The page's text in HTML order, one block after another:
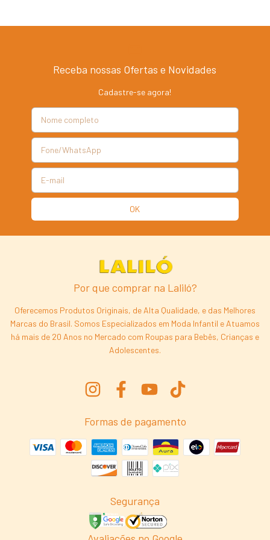
Receba nossas Ofertas e Novidades
Cadastre-se agora!
Por que comprar na Laliló?
Oferecemos Produtos Originais, de Alta Qualidade, e das Melhores
Marcas do Brasil. Somos Especializados em Moda Infantil e Atuamos
há mais de 20 Anos no Mercado com Roupas para Bebês, Crianças e
Adolescentes.
Formas de pagamento
Segurança